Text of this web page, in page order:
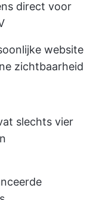
direct voor
website
zichtbaarheid
slechts vier